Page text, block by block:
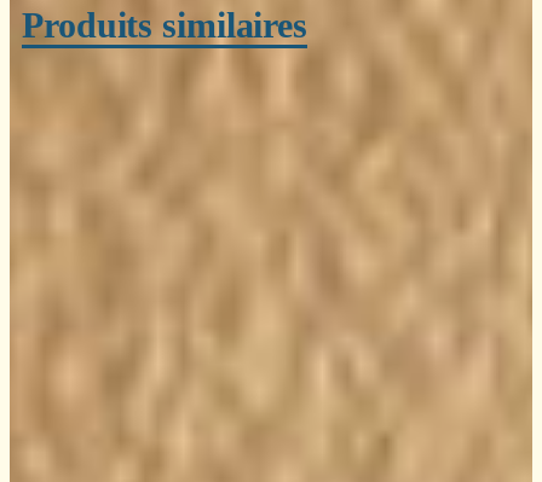
Produits similaires